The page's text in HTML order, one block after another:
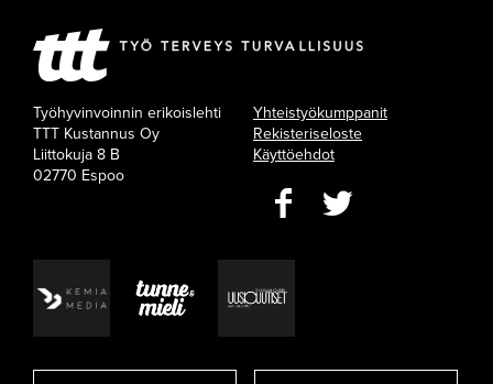
Työhyvinvoinnin erikoislehti
TTT Kustannus Oy
Liittokuja 8 B
02770 Espoo
Yhteistyökumppanit
Rekisteriseloste
Käyttöehdot